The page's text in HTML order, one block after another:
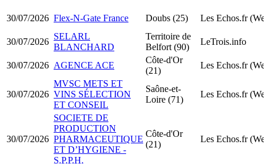
30/07/2026 Flex-N-Gate France Doubs (25) Les Echos.fr
30/07/2026
SELARL
BLANCHARD
Territoire de
Belfort (90)
LeTrois.info
30/07/2026 AGENCE ACE
Côte-d'Or
(21)
Les Echos.fr
30/07/2026
MVSC METS ET
VINS SÉLECTION
ET CONSEIL
Saône-et-
Loire (71)
Les Echos.fr
30/07/2026
SOCIETE DE
PRODUCTION
PHARMACEUTIQUE
ET D’HYGIENE -
S.P.P.H.
Côte-d'Or
(21)
Les Echos.fr